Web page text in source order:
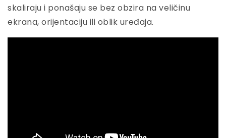
skaliraju i ponašaju se bez obzira na veličinu
ekrana, orijentaciju ili oblik uređaja.